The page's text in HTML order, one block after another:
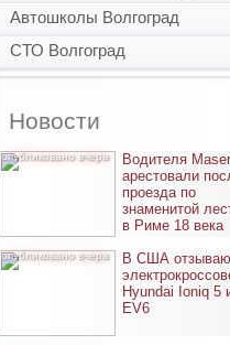
Автошколы Волгоград
СТО Волгоград
Новости
опубликовано вчера
Водителя
арестовали
проезда по
знаменитой
в Риме 18 века
опубликовано вчера
В США
Hyundai Ioniq 5
EV6